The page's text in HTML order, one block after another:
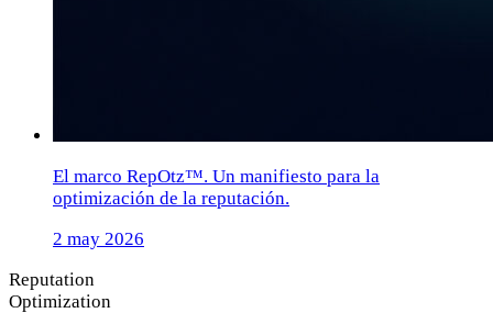
El marco RepOtz™. Un manifiesto para la
optimización de la reputación.
2 may 2026
Reputation
Optimization